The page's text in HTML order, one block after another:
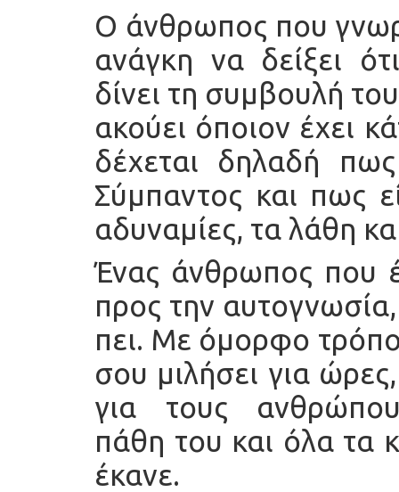
Ο άνθρωπος που
ανάγκη να δείξει
δίνει τη συμβουλή
ακούει όποιον έχει
δέχεται δηλαδή
Σύμπαντος και πως
αδυναμίες, τα λάθη
Ένας άνθρωπος που
προς την αυτογνωσία,
πει. Με όμορφο
σου μιλήσει για
για τους
πάθη του και όλα τα
έκανε.